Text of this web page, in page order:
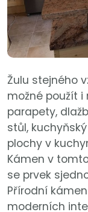
Žulu stejného
možné použít
parapety,
stůl,
plochy v
Kámen v
se prvek
Přírodní
moderních